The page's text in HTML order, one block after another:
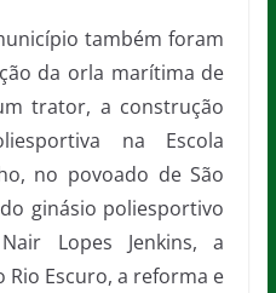
também foram
da orla marítima de
trator, a construção
na Escola
no povoado de São
ginásio poliesportivo
Lopes Jenkins, a
Escuro, a reforma e